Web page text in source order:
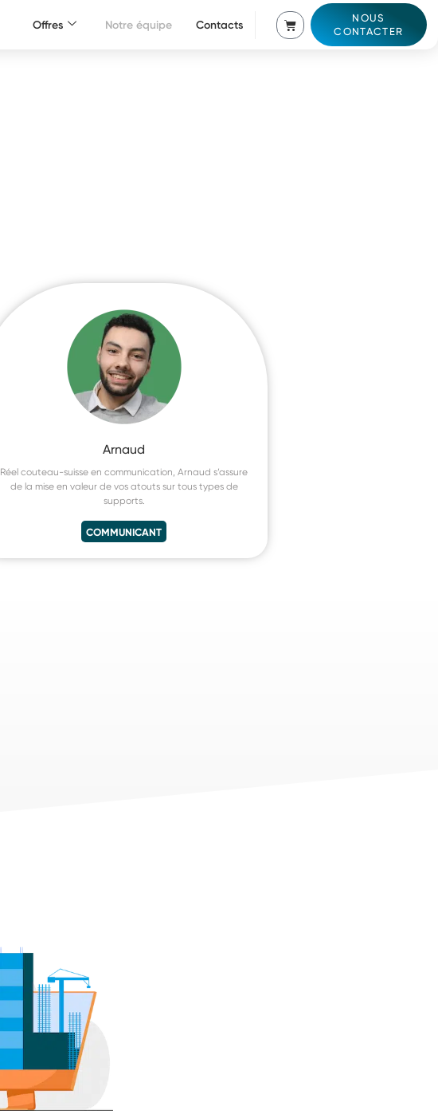
Offres Notre équipe Contacts
NOUS
CONTACTER
Arnaud
Réel couteau-suisse en communication, Arnaud s’assure
de la mise en valeur de vos atouts sur tous types de
supports.
COMMUNICANT